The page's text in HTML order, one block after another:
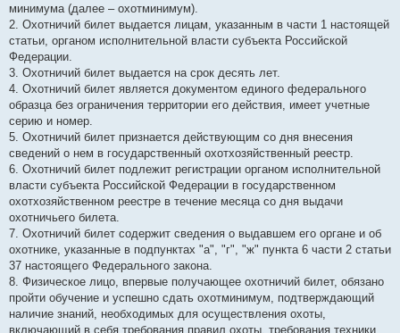
минимума (далее – охотминимум).
2. Охотничий билет выдается лицам, указанным в части 1 настоящей
статьи, органом исполнительной власти субъекта Российской
Федерации.
3. Охотничий билет выдается на срок десять лет.
4. Охотничий билет является документом единого федерального
образца без ограничения территории его действия, имеет учетные
серию и номер.
5. Охотничий билет признается действующим со дня внесения
сведений о нем в государственный охотхозяйственный реестр.
6. Охотничий билет подлежит регистрации органом исполнительной
власти субъекта Российской Федерации в государственном
охотхозяйственном реестре в течение месяца со дня выдачи
охотничьего билета.
7. Охотничий билет содержит сведения о выдавшем его органе и об
охотнике, указанные в подпунктах "а", "г", "ж" пункта 6 части 2 статьи
37 настоящего Федерального закона.
8. Физическое лицо, впервые получающее охотничий билет, обязано
пройти обучение и успешно сдать охотминимум, подтверждающий
наличие знаний, необходимых для осуществления охоты,
включающий в себя требования правил охоты, требования техники